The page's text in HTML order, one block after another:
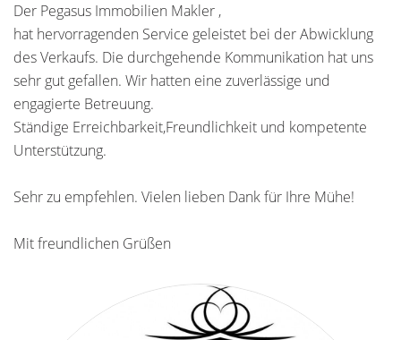
Der Pegasus Immobilien Makler ,
hat hervorragenden Service geleistet bei der Abwicklung
des Verkaufs. Die durchgehende Kommunikation hat uns
sehr gut gefallen. Wir hatten eine zuverlässige und
engagierte Betreuung.
Ständige Erreichbarkeit,Freundlichkeit und kompetente
Unterstützung.
Sehr zu empfehlen. Vielen lieben Dank für Ihre Mühe!
Mit freundlichen Grüßen